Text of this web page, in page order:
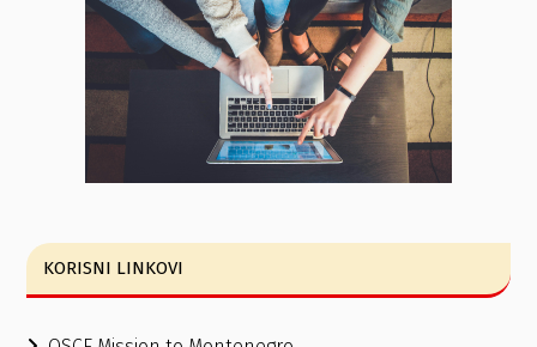
KORISNI LINKOVI